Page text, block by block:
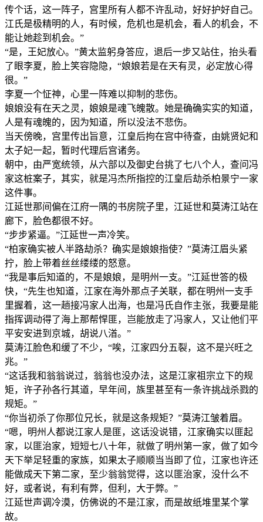
传个话，这一阵子，宫里所有人都不许乱动，好好护好自己。
江氏是极精明的人，有时候，危机也是机会，看人的机会，不
能让她趁到机会。”
“是，王妃放心。”黄太监躬身答应，退后一步又站住，抬头看
了眼李夏，脸上笑容隐隐，“娘娘若是在天有灵，必定放心得
很。”
李夏一个怔神，心里一阵难以抑制的悲伤。
娘娘没有在天之灵，娘娘是魂飞魄散。她是确确实实的知道，
人是有魂魄的，因为知道，所以没法不悲伤。
当天傍晚，宫里传出旨意，江皇后拘在宫中待查，由姚贤妃和
太子妃一起，暂时代理后宫诸务。
朝中，由严宽统领，从六部以及御史台挑了七八个人，查问冯
家这桩案子，其实，就是冯杰所指控的江皇后劫杀柏景宁一家
这件事。
江延世那间偏在江府一隅的书房院子里，江延世和莫涛江站在
廊下，脸色都很不好。
“步步紧逼。”江延世一声冷笑。
“柏家确实被人半路劫杀？确实是娘娘指使？”莫涛江眉头紧
拧，脸上带着丝丝缕缕的怒意。
“我是事后知道的，不是娘娘，是明州一支。”江延世答的极
快，“先生也知道，江家在海外那点子关联，都在明州一支手
里握着，这一趟接冯家人出海，也是冯氏自作主张，我要是能
指挥调动得了海上那帮悍匪，岂能放走了冯家人，又让他们平
平安安进到京城，胡说八渞。”
莫涛江脸色和缓了不少，“唉，江家四分五裂，这不是兴旺之
兆。”
“这话我和翁翁说过，翁翁也没办法，这是江家祖宗立下的规
矩，许子孙各行其道，早年间，族里甚至有一条许挑战杀戮的
规矩。”
“你当初杀了你那位兄长，就是这条规矩？”莫涛江皱着眉。
“嗯，明州人都说江家人是匪，这话没说错，江家确实以匪起
家，以匪治家，短短七八十年，就做了明州第一家，做了如今
天下举足轻重的家族，如果太子顺顺当当即了位，江家也许还
能做成天下第二家，至少翁翁觉得，这以匪治家，没什么不
好，或者说，有利有弊，但利，大于弊。”
江延世声调冷漠，仿佛说的不是江家，而是故纸堆里某个掌
故。